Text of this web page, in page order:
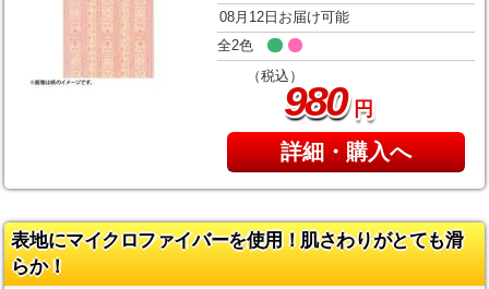
08月12日お届け可能
全2色
（税込）
980円
詳細・購入へ
表地にマイクロファイバーを使用！肌さわりがとても滑
らか！